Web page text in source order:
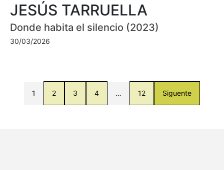
JESÚS TARRUELLA
Donde habita el silencio (2023)
30/03/2026
1 2 3 4 … 12 Siguente